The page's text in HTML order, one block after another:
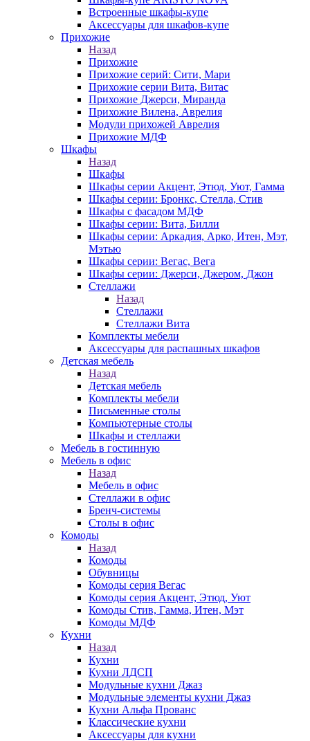
Встроенные шкафы-купе
Аксессуары для шкафов-купе
Прихожие
Назад
Прихожие
Прихожие серий: Сити, Мари
Прихожие серии Вита, Витас
Прихожие Джерси, Миранда
Прихожие Вилена, Аврелия
Модули прихожей Аврелия
Прихожие МДФ
Шкафы
Назад
Шкафы
Шкафы серии Акцент, Этюд, Уют, Гамма
Шкафы серии: Бронкс, Стелла, Стив
Шкафы с фасадом МДФ
Шкафы серии: Вита, Билли
Шкафы серии: Аркадия, Арко, Итен, Мэт,
Мэтью
Шкафы серии: Вегас, Вега
Шкафы серии: Джерси, Джером, Джон
Стеллажи
Назад
Стеллажи
Стеллажи Вита
Комплекты мебели
Аксессуары для распашных шкафов
Детская мебель
Назад
Детская мебель
Комплекты мебели
Письменные столы
Компьютерные столы
Шкафы и стеллажи
Мебель в гостинную
Мебель в офис
Назад
Мебель в офис
Стеллажи в офис
Бренч-системы
Столы в офис
Комоды
Назад
Комоды
Обувницы
Комоды серия Вегас
Комоды серия Акцент, Этюд, Уют
Комоды Стив, Гамма, Итен, Мэт
Комоды МДФ
Кухни
Назад
Кухни
Кухни ЛДСП
Модульные кухни Джаз
Модульные элементы кухни Джаз
Кухни Альфа Прованс
Классические кухни
Аксессуары для кухни